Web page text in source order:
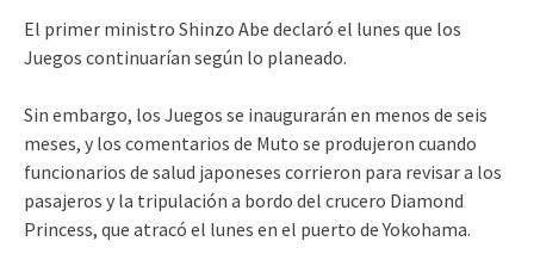
El primer ministro Shinzo Abe declaró el lunes que los
Juegos continuarían según lo planeado.
Sin embargo, los Juegos se inaugurarán en menos de seis
meses, y los comentarios de Muto se produjeron cuando
funcionarios de salud japoneses corrieron para revisar a los
pasajeros y la tripulación a bordo del crucero Diamond
Princess, que atracó el lunes en el puerto de Yokohama.